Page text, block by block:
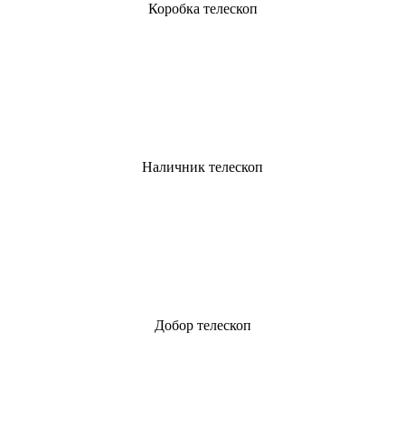
Коробка телескоп
Наличник телескоп
Добор телескоп